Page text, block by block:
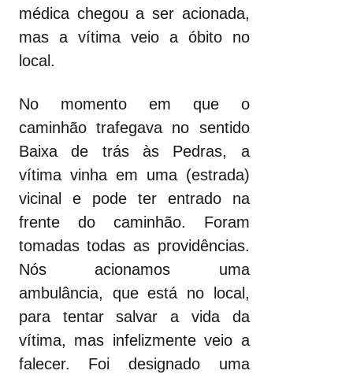
médica chegou a ser acionada,
mas a vítima veio a óbito no
local.
No momento em que o
caminhão trafegava no sentido
Baixa de trás às Pedras, a
vítima vinha em uma (estrada)
vicinal e pode ter entrado na
frente do caminhão. Foram
tomadas todas as providências.
Nós acionamos uma
ambulância, que está no local,
para tentar salvar a vida da
vítima, mas infelizmente veio a
falecer. Foi designado uma